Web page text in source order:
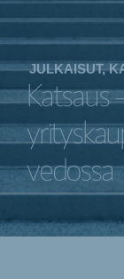
JULKAISUT,
Katsaus
vedossa